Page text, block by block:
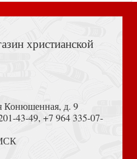
правда России (2024)
христианской
Конюшенная, д. 9
43-49, +7 964 335-07-